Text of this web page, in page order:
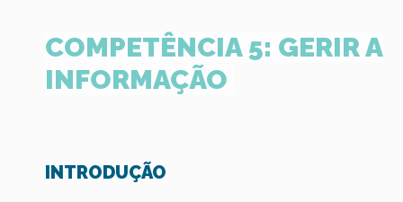
COMPETÊNCIA 5: GERIR A
INFORMAÇÃO
INTRODUÇÃO